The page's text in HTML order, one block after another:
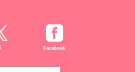
Facebook